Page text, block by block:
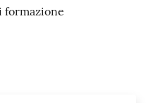
formazione